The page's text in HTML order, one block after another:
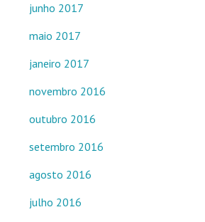
junho 2017
maio 2017
janeiro 2017
novembro 2016
outubro 2016
setembro 2016
agosto 2016
julho 2016